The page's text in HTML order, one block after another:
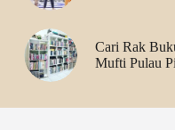
Cari Rak
Mufti Pulau